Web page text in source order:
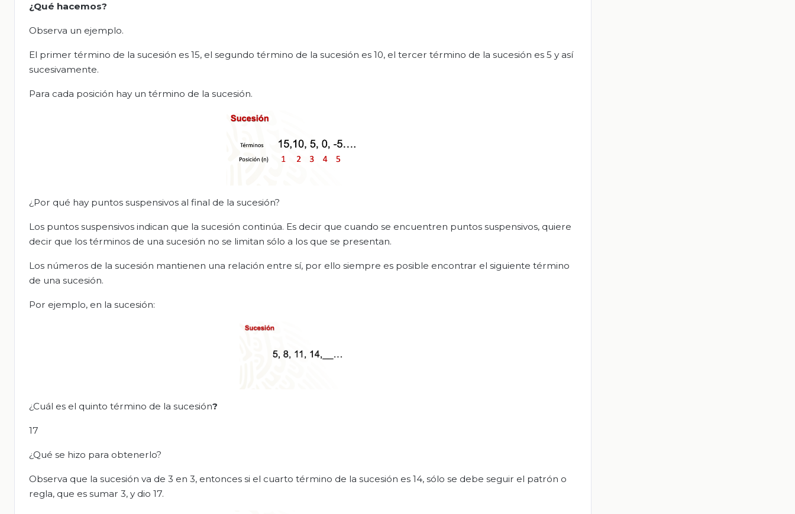
¿Qué hacemos?
Observa un ejemplo.
El primer término de la sucesión es 15, el segundo término de la sucesión es 10, el tercer término de la sucesión es 5 y así
sucesivamente.
Para cada posición hay un término de la sucesión.
¿Por qué hay puntos suspensivos al final de la sucesión?
Los puntos suspensivos indican que la sucesión continúa. Es decir que cuando se encuentren puntos suspensivos, quiere
decir que los términos de una sucesión no se limitan sólo a los que se presentan.
Los números de la sucesión mantienen una relación entre sí, por ello siempre es posible encontrar el siguiente término
de una sucesión.
Por ejemplo, en la sucesión:
¿Cuál es el quinto término de la sucesión?
17
¿Qué se hizo para obtenerlo?
Observa que la sucesión va de 3 en 3, entonces si el cuarto término de la sucesión es 14, sólo se debe seguir el patrón o
regla, que es sumar 3, y dio 17.